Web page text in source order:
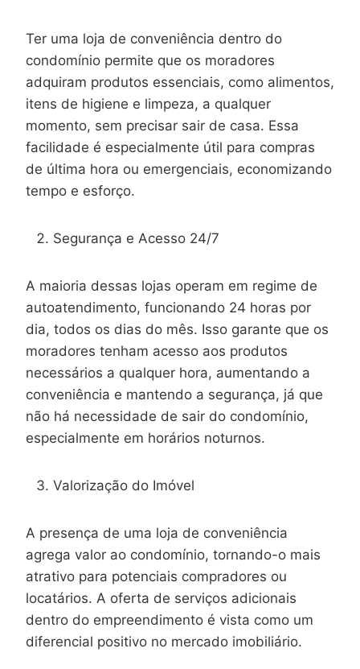
Ter uma loja de conveniência dentro do
condomínio permite que os moradores
adquiram produtos essenciais, como alimentos,
itens de higiene e limpeza, a qualquer
momento, sem precisar sair de casa. Essa
facilidade é especialmente útil para compras
de última hora ou emergenciais, economizando
tempo e esforço.
Segurança e Acesso 24/7
A maioria dessas lojas operam em regime de
autoatendimento, funcionando 24 horas por
dia, todos os dias do mês. Isso garante que os
moradores tenham acesso aos produtos
necessários a qualquer hora, aumentando a
conveniência e mantendo a segurança, já que
não há necessidade de sair do condomínio,
especialmente em horários noturnos.
Valorização do Imóvel
A presença de uma loja de conveniência
agrega valor ao condomínio, tornando-o mais
atrativo para potenciais compradores ou
locatários. A oferta de serviços adicionais
dentro do empreendimento é vista como um
diferencial positivo no mercado imobiliário.